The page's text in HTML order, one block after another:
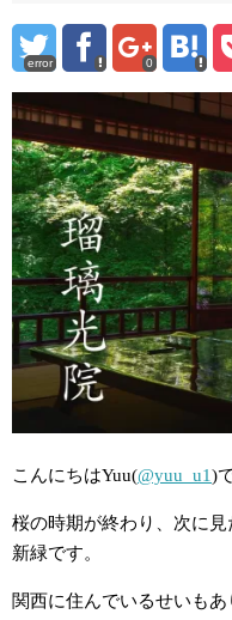
error 0
こんにちはYuu(@yuu_u1)
桜の時期が終わり、次に
新緑です。
関西に住んでいるせいも